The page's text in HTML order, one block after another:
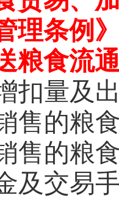
理条例
粮食流
扣量及
售的粮
售的粮
及交易